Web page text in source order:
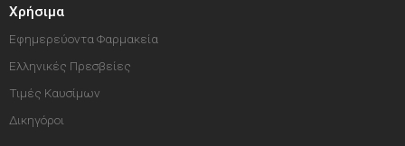
Χρήσιμα
Εφημερεύοντα Φαρμακεία
Ελληνικές Πρεσβείες
Τιμές Καυσίμων
Δικηγόροι